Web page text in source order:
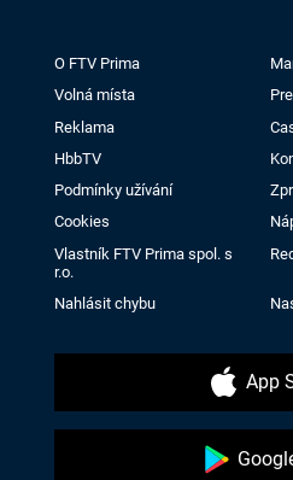
O FTV Prima
Volná místa
Reklama
HbbTV
Podmínky užívání
Cookies
Vlastník FTV Prima spol. s
r.o.
Nahlásit chybu
App